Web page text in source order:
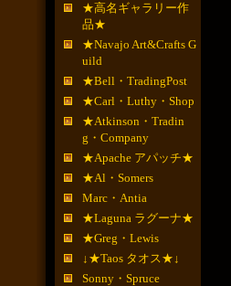
★高名ギャラリー作
品★
★Navajo Art&Crafts G
uild
★Bell・TradingPost
★Carl・Luthy・Shop
★Atkinson・Tradin
g・Company
★Apache アパッチ★
★Al・Somers
Marc・Antia
★Laguna ラグーナ★
★Greg・Lewis
↓★Taos タオス★↓
Sonny・Spruce